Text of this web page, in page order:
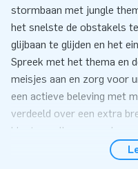
stormbaan met jungle
het snelste de obstakels
glijbaan te glijden en het
Spreek met het thema en
meisjes aan en zorg voor
een actieve beleving met
verdeeld over een extra
klanten zullen er nog lang
Gemak en Service